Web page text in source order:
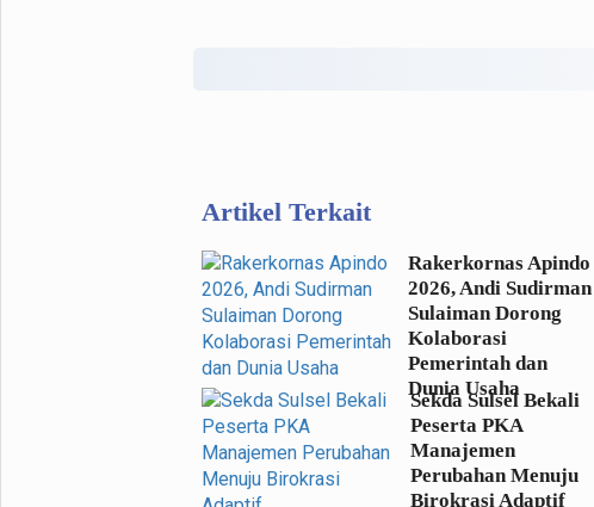
Artikel Terkait
Rakerkornas Apindo
2026, Andi Sudirman
Sulaiman Dorong
Kolaborasi
Pemerintah dan
Dunia Usaha
Sekda Sulsel Bekali
Peserta PKA
Manajemen
Perubahan Menuju
Birokrasi Adaptif